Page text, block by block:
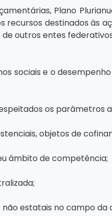
Plano
destinados às
outros entes
sociais e o
os parâmetros
objetos de
âmbito de competência;
estatais no campo da